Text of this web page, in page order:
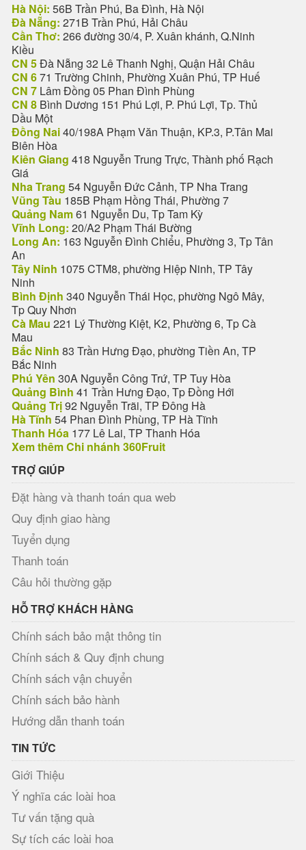
Hà Nội: 56B Trần Phú, Ba Đình, Hà Nội
Đà Nẵng: 271B Trần Phú, Hải Châu
Cần Thơ: 266 đường 30/4, P. Xuân khánh, Q.Ninh
Kiều
CN 5Đà Nẵng 32 Lê Thanh Nghị, Quận Hải Châu
CN 671 Trường Chinh, Phường Xuân Phú, TP Huế
CN 7 Lâm Đồng 05 Phan Đình Phùng
CN 8 Bình Dương 151 Phú Lợi, P. Phú Lợi, Tp. Thủ
Dầu Một
Đồng Nai40/198A Phạm Văn Thuận, KP.3, P.Tân Mai
Biên Hòa
Kiên Giang 418 Nguyễn Trung Trực, Thành phố Rạch
Giá
Nha Trang 54 Nguyễn Đức Cảnh, TP Nha Trang
Vũng Tàu 185B Phạm Hồng Thái, Phường 7
Quảng Nam61 Nguyễn Du, Tp Tam Kỳ
Vĩnh Long: 20/A2 Phạm Thái Bường
Long An: 163 Nguyễn Đình Chiểu, Phường 3, Tp Tân
An
Tây Ninh 1075 CTM8, phường Hiệp Ninh, TP Tây
Ninh
Bình Định 340 Nguyễn Thái Học, phường Ngô Mây,
Tp Quy Nhơn
Cà Mau 221 Lý Thường Kiệt, K2, Phường 6, Tp Cà
Mau
Bắc Ninh 83 Trần Hưng Đạo, phường Tiền An, TP
Bắc Ninh
Phú Yên 30A Nguyễn Công Trứ, TP Tuy Hòa
Quảng Bình 41 Trần Hưng Đạo, Tp Đồng Hới
Quảng Trị92 Nguyễn Trãi, TP Đông Hà
Hà Tĩnh 54 Phan Đình Phùng, TP Hà Tĩnh
Thanh Hóa 177 Lê Lai, TP Thanh Hóa
Xem thêm Chi nhánh 360Fruit
TRỢ GIÚP
Đặt hàng và thanh toán qua web
Quy định giao hàng
Tuyển dụng
Thanh toán
Câu hỏi thường gặp
HỖ TRỢ KHÁCH HÀNG
Chính sách bảo mật thông tin
Chính sách & Quy định chung
Chính sách vận chuyển
Chính sách bảo hành
Hướng dẫn thanh toán
TIN TỨC
Giới Thiệu
Ý nghĩa các loài hoa
Tư vấn tặng quà
Sự tích các loài hoa